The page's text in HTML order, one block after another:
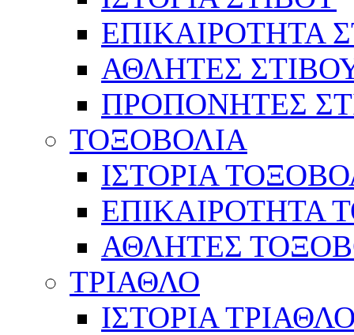
ΕΠΙΚΑΙΡΟΤΗΤΑ
ΑΘΛΗΤΕΣ
ΠΡΟΠΟΝΗΤΕΣ
ΤΟΞΟΒΟΛΙΑ
ΙΣΤΟΡΙΑ
ΕΠΙΚΑΙΡΟΤΗΤΑ
ΑΘΛΗΤΕΣ
ΤΡΙΑΘΛΟ
ΙΣΤΟΡΙΑ